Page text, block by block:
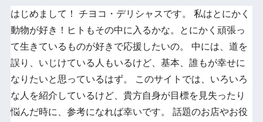
はじめまして！ チヨコ・デリシャスです。 私はとにかく
動物が好き！ヒトもその中に入るかな。とにかく頑張っ
て生きているものが好きで応援したいの。 中には、道を
誤り、いじけている人もいるけど、基本、誰もが幸せに
なりたいと思っているはず。 このサイトでは、いろいろ
な人を紹介しているけど、貴方自身が目標を見失ったり
悩んだ時に、参考になれば幸いです。 話題のお店やお役